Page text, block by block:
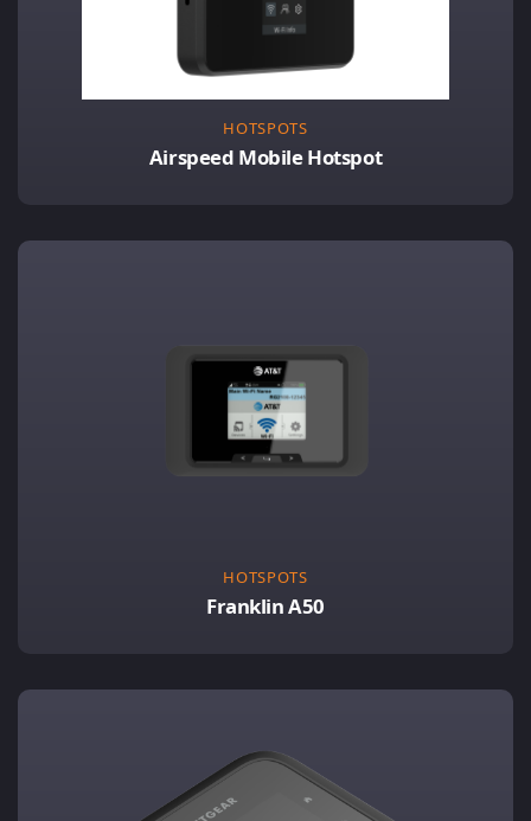
HOTSPOTS
Airspeed Mobile Hotspot
HOTSPOTS
Franklin A50